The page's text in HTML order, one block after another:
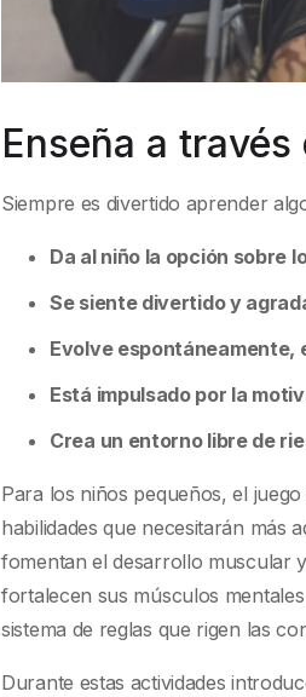
Enseña a
Siempre es divertido aprender
Da al niño la opción sobre
Se siente divertido y
Evolve espontáneamente,
Está impulsado por la
Crea un entorno libre de
Para los niños pequeños, el
habilidades que necesitarán más
fomentan el desarrollo muscular
fortalecen sus músculos
sistema de reglas que rigen las
Durante estas actividades